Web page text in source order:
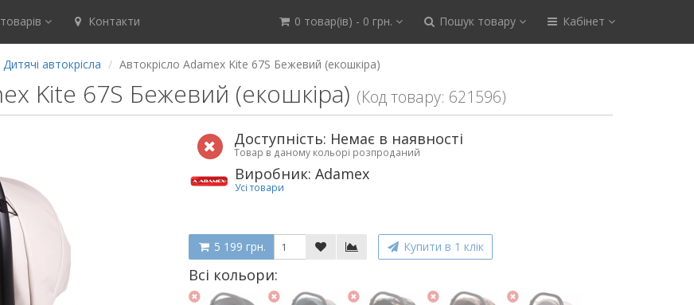
Контакти 0 товар(ів) - 0 грн. Пошук товару Кабінет
Дитячі автокрісла Автокрісло Adamex Kite 67S Бежевий (екошкіра)
Kite 67S Бежевий (екошкіра) (Код товару: 621596)
Доступність: Немає в наявності
Товар в даному кольорі розпроданий
Виробник: Adamex
Усі товари
5 199 грн. Купити в 1 клік
Всі кольори: